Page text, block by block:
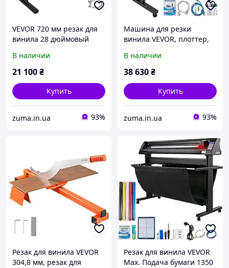
VEVOR 720 мм резак для
винила 28 дюймовый
машина для резки
винила белый резак для
резки
В наличии
21 100₴
Купить
zuma.in.ua 93%
Машина для резки
винила VEVOR, плоттер,
полуавтоматическая
машина для резки
"сдела
В наличии
38 630₴
Купить
zuma.in.ua 93%
Резак для винила VEVOR
304,8 мм, резак для
Резак для винила VEVOR
Max. Подача бумаги 1350